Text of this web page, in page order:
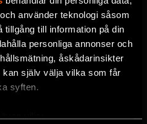
använder teknologi såsom
till information på din
personliga annonser och
åskådarinsikter
själv välja vilka som får
syften.
på F&F:s
här!